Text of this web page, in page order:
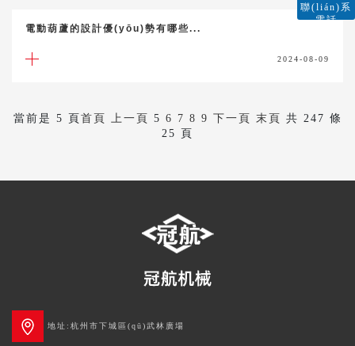
電動葫蘆的設計優(yōu)勢有哪些...
2024-08-09
當前是 5 頁 首頁 上一頁 5 6 7 8 9 下一頁 末頁 共 247 條
25
頁
地址:杭州市下城區(qū)武林廣場
聯(lián)系
電話